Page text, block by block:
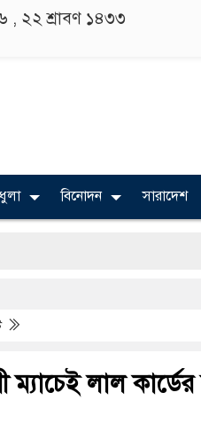
, ২২ শ্রাবণ ১৪৩৩
বিনোদন সারাদেশ
ম্যাচেই লাল